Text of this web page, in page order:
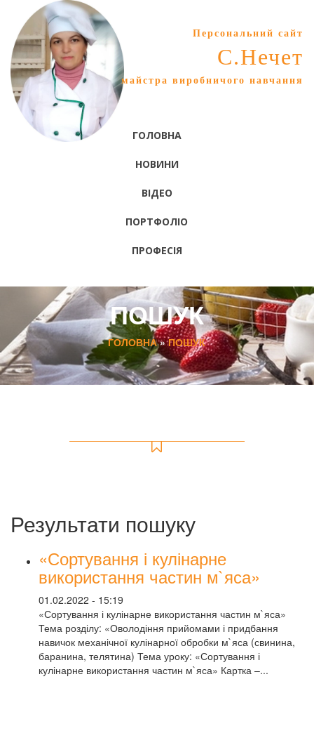
Персональний сайт
С.Нечет
майстра виробничого навчання
ГОЛОВНА
НОВИНИ
ВІДЕО
ПОРТФОЛІО
ПРОФЕСІЯ
ПОШУК
ГОЛОВНА»ПОШУК
Результати пошуку
«Сортування і кулінарне
використання частин м`яса»
01.02.2022 - 15:19
«Сортування і кулінарне використання частин м`яса»
Тема розділу: «Оволодіння прийомами і придбання
навичок механічної кулінарної обробки м`яса (свинина,
баранина, телятина) Тема уроку: «Сортування і
кулінарне використання частин м`яса» Картка –...